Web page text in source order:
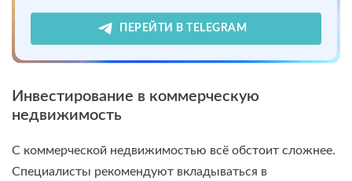
ПЕРЕЙТИ В TELEGRAM
Инвестирование в коммерческую
недвижимость
С коммерческой недвижимостью всё обстоит сложнее.
Специалисты рекомендуют вкладываться в